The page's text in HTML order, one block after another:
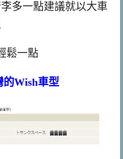
多一點建議就以大車
鬆一點
Wish車型